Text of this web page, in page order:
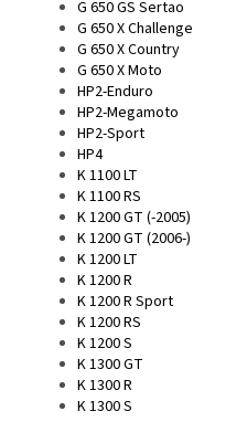
G 650 GS Sertao
G 650 X Challenge
G 650 X Country
G 650 X Moto
HP2-Enduro
HP2-Megamoto
HP2-Sport
HP4
K 1100 LT
K 1100 RS
K 1200 GT (-2005)
K 1200 GT (2006-)
K 1200 LT
K 1200 R
K 1200 R Sport
K 1200 RS
K 1200 S
K 1300 GT
K 1300 R
K 1300 S